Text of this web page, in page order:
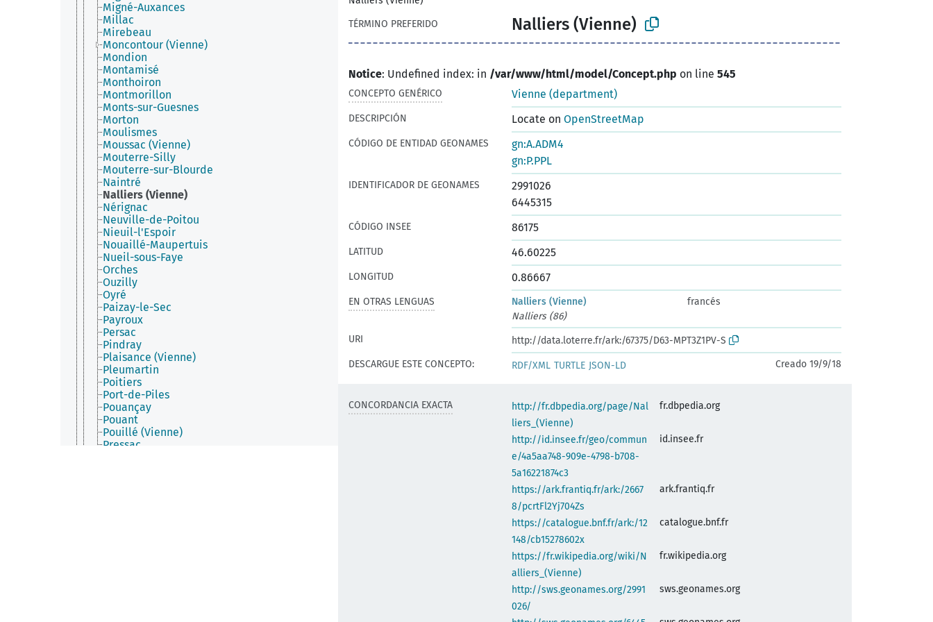
Migné-Auxances
Millac
Mirebeau
Moncontour (Vienne)
Mondion
Montamisé
Monthoiron
Montmorillon
Monts-sur-Guesnes
Morton
Moulismes
Moussac (Vienne)
Mouterre-Silly
Mouterre-sur-Blourde
Naintré
Nalliers (Vienne)
Nérignac
Neuville-de-Poitou
Nieuil-l'Espoir
Nouaillé-Maupertuis
Nueil-sous-Faye
Orches
Ouzilly
Oyré
Paizay-le-Sec
Payroux
Persac
Pindray
Plaisance (Vienne)
Pleumartin
Poitiers
Port-de-Piles
Pouançay
Pouant
Pouillé (Vienne)
Pressac
TÉRMINO PREFERIDO
Nalliers (Vienne)
Notice: Undefined index: in /var/www/html/model/Concept.php on line 545
CONCEPTO GENÉRICO Vienne (department)
DESCRIPCIÓN Locate on OpenStreetMap
CÓDIGO DE ENTIDAD GEONAMES
gn:A.ADM4
gn:P.PPL
IDENTIFICADOR DE GEONAMES
2991026
6445315
CÓDIGO INSEE 86175
LATITUD 46.60225
LONGITUD 0.86667
EN OTRAS LENGUAS Nalliers (Vienne)
francés
Nalliers (86)
URI
http://data.loterre.fr/ark:/67375/D63-MPT3Z1PV-S
DESCARGUE ESTE CONCEPTO:
RDF/XML TURTLE JSON-LD Creado 19/9/18
CONCORDANCIA EXACTA
http://fr.dbpedia.org/page/Nal
liers_(Vienne)
fr.dbpedia.org
http://id.insee.fr/geo/commun
e/4a5aa748-909e-4798-b708-
5a16221874c3
id.insee.fr
https://ark.frantiq.fr/ark:/2667
8/pcrtFl2Yj704Zs
ark.frantiq.fr
https://catalogue.bnf.fr/ark:/12
148/cb15278602x
catalogue.bnf.fr
https://fr.wikipedia.org/wiki/N
alliers_(Vienne)
fr.wikipedia.org
http://sws.geonames.org/2991
026/
sws.geonames.org